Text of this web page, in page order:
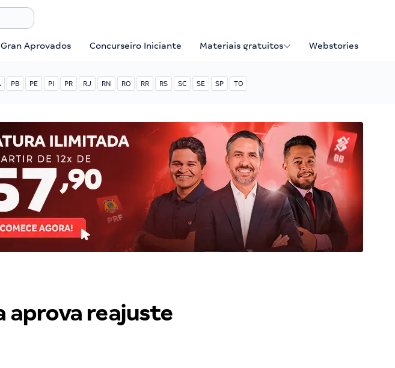
Gran Aprovados Concurseiro Iniciante Materiais gratuitos Webstories
PB PE PI PR RJ RN RO RR RS SC SE SP TO
aprova reajuste